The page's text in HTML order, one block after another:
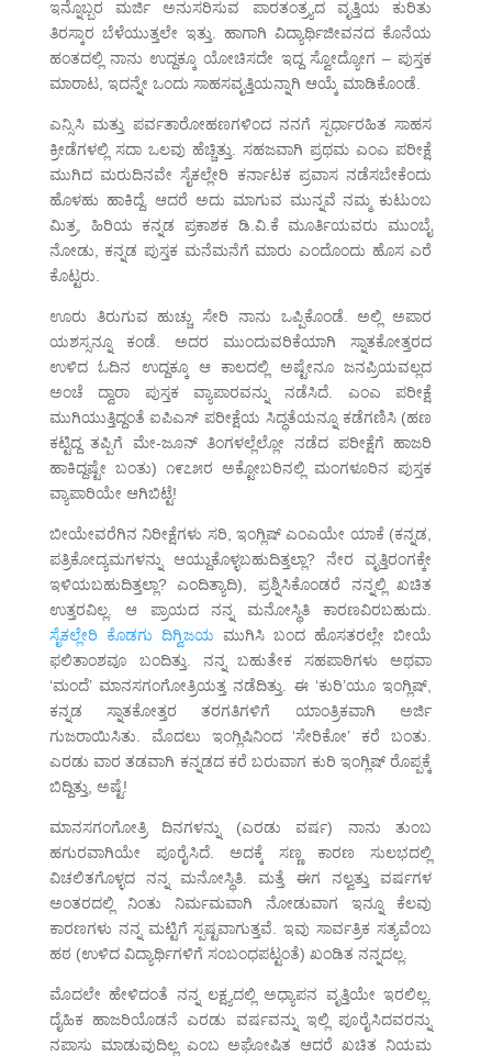
ಇನ್ನೊಬ್ಬರ ಮರ್ಜಿ ಅನುಸರಿಸುವ ಪಾರತಂತ್ರ್ಯದ ವೃತ್ತಿಯ ಕುರಿತು
ತಿರಸ್ಕಾರ ಬೆಳೆಯುತ್ತಲೇ ಇತ್ತು. ಹಾಗಾಗಿ ವಿದ್ಯಾರ್ಥಿಜೀವನದ ಕೊನೆಯ
ಹಂತದಲ್ಲಿ ನಾನು ಉದ್ದಕ್ಕೂ ಯೋಚಿಸದೇ ಇದ್ದ ಸ್ವೋದ್ಯೋಗ – ಪುಸ್ತಕ
ಮಾರಾಟ, ಇದನ್ನೇ ಒಂದು ಸಾಹಸವೃತ್ತಿಯನ್ನಾಗಿ ಆಯ್ಕೆ ಮಾಡಿಕೊಂಡೆ.
ಎನ್ಸಿಸಿ ಮತ್ತು ಪರ್ವತಾರೋಹಣಗಳಿಂದ ನನಗೆ ಸ್ಪರ್ಧಾರಹಿತ ಸಾಹಸ
ಕ್ರೀಡೆಗಳಲ್ಲಿ ಸದಾ ಒಲವು ಹೆಚ್ಚಿತ್ತು. ಸಹಜವಾಗಿ ಪ್ರಥಮ ಎಂಎ ಪರೀಕ್ಷೆ
ಮುಗಿದ ಮರುದಿನವೇ ಸೈಕಲ್ಲೇರಿ ಕರ್ನಾಟಕ ಪ್ರವಾಸ ನಡೆಸಬೇಕೆಂದು
ಹೊಳಹು ಹಾಕಿದ್ದೆ. ಆದರೆ ಅದು ಮಾಗುವ ಮುನ್ನವೆ ನಮ್ಮ ಕುಟುಂಬ
ಮಿತ್ರ, ಹಿರಿಯ ಕನ್ನಡ ಪ್ರಕಾಶಕ ಡಿ.ವಿ.ಕೆ ಮೂರ್ತಿಯವರು ಮುಂಬೈ
ನೋಡು, ಕನ್ನಡ ಪುಸ್ತಕ ಮನೆಮನೆಗೆ ಮಾರು ಎಂದೊಂದು ಹೊಸ ಎರೆ
ಕೊಟ್ಟರು.
ಊರು ತಿರುಗುವ ಹುಚ್ಚು ಸೇರಿ ನಾನು ಒಪ್ಪಿಕೊಂಡೆ. ಅಲ್ಲಿ ಅಪಾರ
ಯಶಸ್ಸನ್ನೂ ಕಂಡೆ. ಅದರ ಮುಂದುವರಿಕೆಯಾಗಿ ಸ್ನಾತಕೋತ್ತರದ
ಉಳಿದ ಓದಿನ ಉದ್ದಕ್ಕೂ ಆ ಕಾಲದಲ್ಲಿ ಅಷ್ಟೇನೂ ಜನಪ್ರಿಯವಲ್ಲದ
ಅಂಚೆ ದ್ವಾರಾ ಪುಸ್ತಕ ವ್ಯಾಪಾರವನ್ನು ನಡೆಸಿದೆ. ಎಂಎ ಪರೀಕ್ಷೆ
ಮುಗಿಯುತ್ತಿದ್ದಂತೆ ಐಪಿಎಸ್ ಪರೀಕ್ಷೆಯ ಸಿದ್ಧತೆಯನ್ನೂ ಕಡೆಗಣಿಸಿ (ಹಣ
ಕಟ್ಟಿದ್ದ ತಪ್ಪಿಗೆ ಮೇ-ಜೂನ್ ತಿಂಗಳಲ್ಲೆಲ್ಲೋ ನಡೆದ ಪರೀಕ್ಷೆಗೆ ಹಾಜರಿ
ಹಾಕಿದ್ದಷ್ಟೇ ಬಂತು) ೧೯೭೫ರ ಅಕ್ಟೋಬರಿನಲ್ಲಿ ಮಂಗಳೂರಿನ ಪುಸ್ತಕ
ವ್ಯಾಪಾರಿಯೇ ಆಗಿಬಿಟ್ಟೆ!
ಬೀಯೇವರೆಗಿನ ನಿರೀಕ್ಷೆಗಳು ಸರಿ, ಇಂಗ್ಲಿಷ್ ಎಂಎಯೇ ಯಾಕೆ (ಕನ್ನಡ,
ಪತ್ರಿಕೋದ್ಯಮಗಳನ್ನು ಆಯ್ದುಕೊಳ್ಳಬಹುದಿತ್ತಲ್ಲಾ? ನೇರ ವೃತ್ತಿರಂಗಕ್ಕೇ
ಇಳಿಯಬಹುದಿತ್ತಲ್ಲಾ? ಎಂದಿತ್ಯಾದಿ), ಪ್ರಶ್ನಿಸಿಕೊಂಡರೆ ನನ್ನಲ್ಲಿ ಖಚಿತ
ಉತ್ತರವಿಲ್ಲ. ಆ ಪ್ರಾಯದ ನನ್ನ ಮನೋಸ್ಥಿತಿ ಕಾರಣವಿರಬಹುದು.
ಸೈಕಲ್ಲೇರಿ ಕೊಡಗು ದಿಗ್ವಿಜಯ ಮುಗಿಸಿ ಬಂದ ಹೊಸತರಲ್ಲೇ ಬೀಯೆ
ಫಲಿತಾಂಶವೂ ಬಂದಿತ್ತು. ನನ್ನ ಬಹುತೇಕ ಸಹಪಾಠಿಗಳು ಅಥವಾ
‘ಮಂದೆ’ ಮಾನಸಗಂಗೋತ್ರಿಯತ್ತ ನಡೆದಿತ್ತು. ಈ ‘ಕುರಿ’ಯೂ ಇಂಗ್ಲಿಷ್,
ಕನ್ನಡ ಸ್ನಾತಕೋತ್ತರ ತರಗತಿಗಳಿಗೆ ಯಾಂತ್ರಿಕವಾಗಿ ಅರ್ಜಿ
ಗುಜರಾಯಿಸಿತು. ಮೊದಲು ಇಂಗ್ಲಿಷಿನಿಂದ ‘ಸೇರಿಕೋ’ ಕರೆ ಬಂತು.
ಎರಡು ವಾರ ತಡವಾಗಿ ಕನ್ನಡದ ಕರೆ ಬರುವಾಗ ಕುರಿ ಇಂಗ್ಲಿಷ್ ರೊಪ್ಪಕ್ಕೆ
ಬಿದ್ದಿತ್ತು, ಅಷ್ಟೆ!
ಮಾನಸಗಂಗೋತ್ರಿ ದಿನಗಳನ್ನು (ಎರಡು ವರ್ಷ) ನಾನು ತುಂಬ
ಹಗುರವಾಗಿಯೇ ಪೂರೈಸಿದೆ. ಅದಕ್ಕೆ ಸಣ್ಣ ಕಾರಣ ಸುಲಭದಲ್ಲಿ
ವಿಚಲಿತಗೊಳ್ಳದ ನನ್ನ ಮನೋಸ್ಥಿತಿ. ಮತ್ತೆ ಈಗ ನಲ್ವತ್ತು ವರ್ಷಗಳ
ಅಂತರದಲ್ಲಿ ನಿಂತು ನಿರ್ಮಮವಾಗಿ ನೋಡುವಾಗ ಇನ್ನೂ ಕೆಲವು
ಕಾರಣಗಳು ನನ್ನ ಮಟ್ಟಿಗೆ ಸ್ಪಷ್ಟವಾಗುತ್ತವೆ. ಇವು ಸಾರ್ವತ್ರಿಕ ಸತ್ಯವೆಂಬ
ಹಠ (ಉಳಿದ ವಿದ್ಯಾರ್ಥಿಗಳಿಗೆ ಸಂಬಂಧಪಟ್ಟಂತೆ) ಖಂಡಿತ ನನ್ನದಲ್ಲ.
ಮೊದಲೇ ಹೇಳಿದಂತೆ ನನ್ನ ಲಕ್ಷ್ಯದಲ್ಲಿ ಅಧ್ಯಾಪನ ವೃತ್ತಿಯೇ ಇರಲಿಲ್ಲ.
ದೈಹಿಕ ಹಾಜರಿಯೊಡನೆ ಎರಡು ವರ್ಷವನ್ನು ಇಲ್ಲಿ ಪೂರೈಸಿದವರನ್ನು
ನಪಾಸು ಮಾಡುವುದಿಲ್ಲ ಎಂಬ ಅಘೋಷಿತ ಆದರೆ ಖಚಿತ ನಿಯಮ